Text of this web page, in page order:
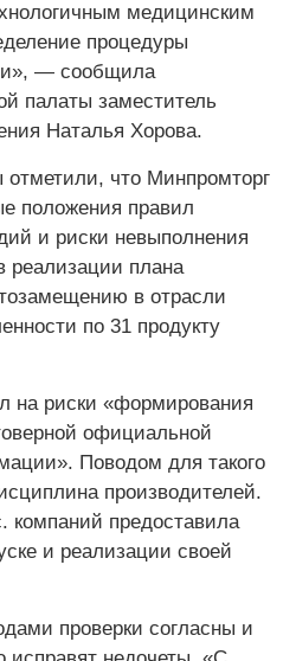
медицинским
процедуры
— сообщила
палаты заместитель
Наталья Хорова.
что Минпромторг
положения правил
и риски невыполнения
реализации плана
в отрасли
по 31 продукту
на риски «формирования
официальной
Поводом для такого
производителей.
компаний предоставила
и реализации своей
проверки согласны и